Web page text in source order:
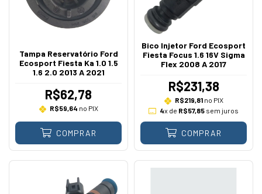
Tampa Reservatório Ford
Ecosport Fiesta Ka 1.0 1.5
1.6 2.0 2013 A 2021
R$62,78
R$59,64 no PIX
COMPRAR
Bico Injetor Ford Ecosport
Fiesta Focus 1.6 16V Sigma
Flex 2008 A 2017
R$231,38
R$219,81no PIX
4x de R$57,85 sem juros
COMPRAR